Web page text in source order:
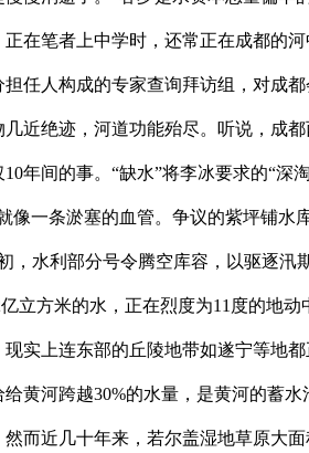
在笔者上中学时，还常正在成都的
任人构成的专家查询拜访组，对成
近绝迹，河道功能殆尽。听说，成
年间的事。“缺水”将李冰要求的“
一条淤塞的血管。争议的紫坪铺
，水利部分号令腾空库容，以驱逐
立方米的水，正在烈度为11度的地
实上连东部的丘陵地带如遂宁等地
黄河跨越30%的水量，是黄河的蓄
而近几十年来，若尔盖湿地草原大